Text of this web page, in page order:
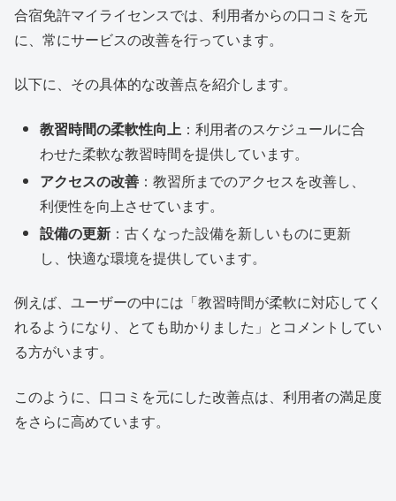
合宿免許マイライセンスでは、利用者からの口コミを元
に、常にサービスの改善を行っています。
以下に、その具体的な改善点を紹介します。
教習時間の柔軟性向上 ：利用者のスケジュールに合
わせた柔軟な教習時間を提供しています。
アクセスの改善 ：教習所までのアクセスを改善し、
利便性を向上させています。
設備の更新 ：古くなった設備を新しいものに更新
し、快適な環境を提供しています。
例えば、ユーザーの中には「教習時間が柔軟に対応してく
れるようになり、とても助かりました」とコメントしてい
る方がいます。
このように、口コミを元にした改善点は、利用者の満足度
をさらに高めています。